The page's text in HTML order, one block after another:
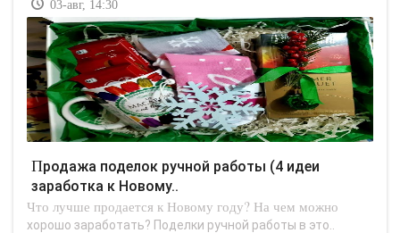
03-авг, 14:30
Продажа поделок ручной работы (4 идеи
заработка к Новому..
Что лучше продается к Новому году? На чем можно
хорошо заработать? Поделки ручной работы в это..